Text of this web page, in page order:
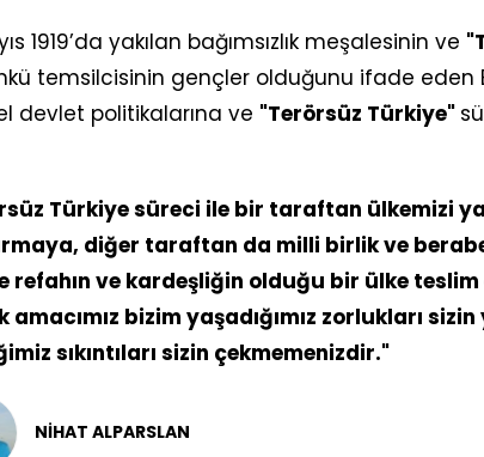
1919’da yakılan bağımsızlık meşalesinin ve
temsilcisinin gençler olduğunu ifade eden
devlet politikalarına ve "Terörsüz Türkiye"
Türkiye süreci ile bir taraftan ülkemizi
diğer taraftan da milli birlik ve
refahın ve kardeşliğin olduğu bir ülke teslim
amacımız bizim yaşadığımız zorlukları
sıkıntıları sizin çekmemenizdir."
NİHAT ALPARSLAN